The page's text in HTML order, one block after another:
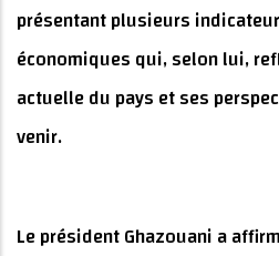
présentant plusieurs
économiques qui, selon lui,
actuelle du pays et ses
venir.
Le président Ghazouani a